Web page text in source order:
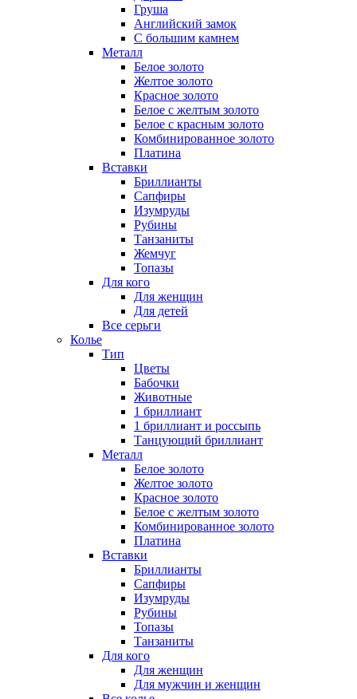
Груша
Английский замок
С большим камнем
Металл
Белое золото
Желтое золото
Красное золото
Белое с желтым золото
Белое с красным золото
Комбинированное золото
Платина
Вставки
Бриллианты
Сапфиры
Изумруды
Рубины
Танзаниты
Жемчуг
Топазы
Для кого
Для женщин
Для детей
Все серьги
Колье
Тип
Цветы
Бабочки
Животные
1 бриллиант
1 бриллиант и россыпь
Танцующий бриллиант
Металл
Белое золото
Желтое золото
Красное золото
Белое с желтым золото
Комбинированное золото
Платина
Вставки
Бриллианты
Сапфиры
Изумруды
Рубины
Топазы
Танзаниты
Для кого
Для женщин
Для мужчин и женщин